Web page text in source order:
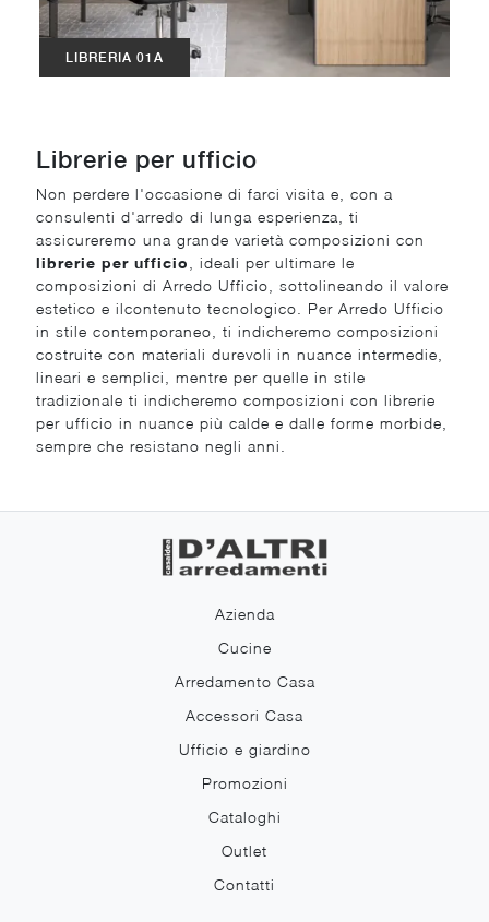
LIBRERIA 01A
Librerie per ufficio
Non perdere l'occasione di farci visita e, con a
consulenti d'arredo di lunga esperienza, ti
assicureremo una grande varietà composizioni con
librerie per ufficio, ideali per ultimare le
composizioni di Arredo Ufficio, sottolineando il valore
estetico e ilcontenuto tecnologico. Per Arredo Ufficio
in stile contemporaneo, ti indicheremo composizioni
costruite con materiali durevoli in nuance intermedie,
lineari e semplici, mentre per quelle in stile
tradizionale ti indicheremo composizioni con librerie
per ufficio in nuance più calde e dalle forme morbide,
sempre che resistano negli anni.
Azienda
Cucine
Arredamento Casa
Accessori Casa
Ufficio e giardino
Promozioni
Cataloghi
Outlet
Contatti